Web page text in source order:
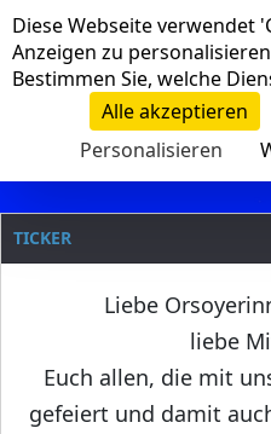
Navigation
Clanname
TICKER
Liebe
liebe
Euch allen, die mit
gefeiert und damit
Cookie-Einstellungen
Diese Webseite verwendet
Anzeigen zu
Bestimmen Sie, welche
Alle akzeptieren
Personalisieren